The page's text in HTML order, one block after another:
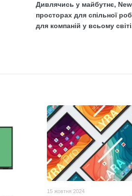
Дивлячись у майбутнє,
просторах для спільної
для компаній у всьому
15 жовтня 2024